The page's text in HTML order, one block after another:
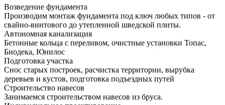
Возведение фундамента
Производим монтаж фундамента под ключ любых типов - от
свайно-винтового до утепленной шведской плиты.
Автономная канализация
Бетонные кольца с переливом, очистные установки Топас,
Биодека, Юнилос
Подготовка участка
Снос старых построек, расчистка территории, вырубка
деревьев и кустов, подготовка подъездных путей
Строительство навесов
Занимаемся строительством навесов из бруса.